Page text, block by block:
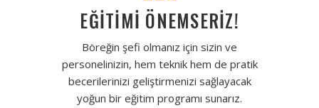
EĞİTİMİ ÖNEMSERİZ!
Böreğin şefi olmanız için sizin ve
personelinizin, hem teknik hem de pratik
becerilerinizi geliştirmenizi sağlayacak
yoğun bir eğitim programı sunarız.